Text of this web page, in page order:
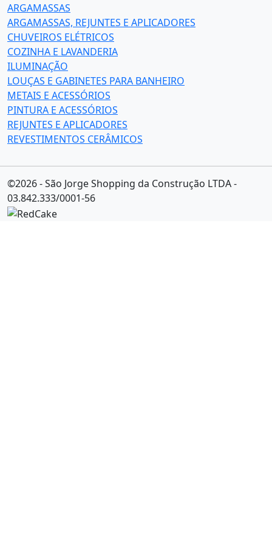
ARGAMASSAS
ARGAMASSAS, REJUNTES E APLICADORES
CHUVEIROS ELÉTRICOS
COZINHA E LAVANDERIA
ILUMINAÇÃO
LOUÇAS E GABINETES PARA BANHEIRO
METAIS E ACESSÓRIOS
PINTURA E ACESSÓRIOS
REJUNTES E APLICADORES
REVESTIMENTOS CERÂMICOS
©2026 - São Jorge Shopping da Construção LTDA -
03.842.333/0001-56